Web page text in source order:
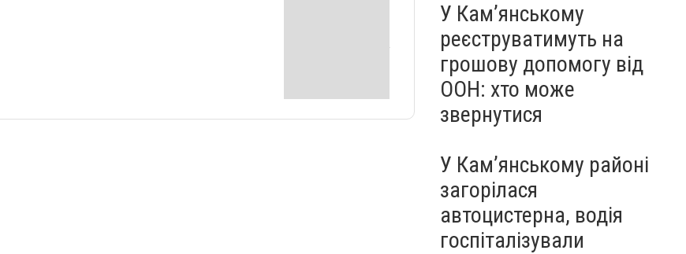
У Кам’янському
реєструватимуть на
грошову допомогу від
ООН: хто може
звернутися
У Кам’янському районі
загорілася
автоцистерна, водія
госпіталізували